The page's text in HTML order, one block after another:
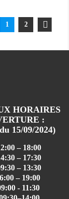
1 2
HORAIRES
:
15/09/2024)
– 18:00
– 17:30
– 13:30
– 19:00
- 11:30